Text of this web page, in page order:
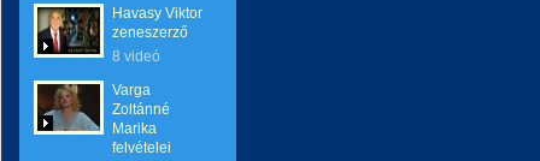
Havasy Viktor
zeneszerző
8 videó
Varga
Zoltánné
Marika
felvételei